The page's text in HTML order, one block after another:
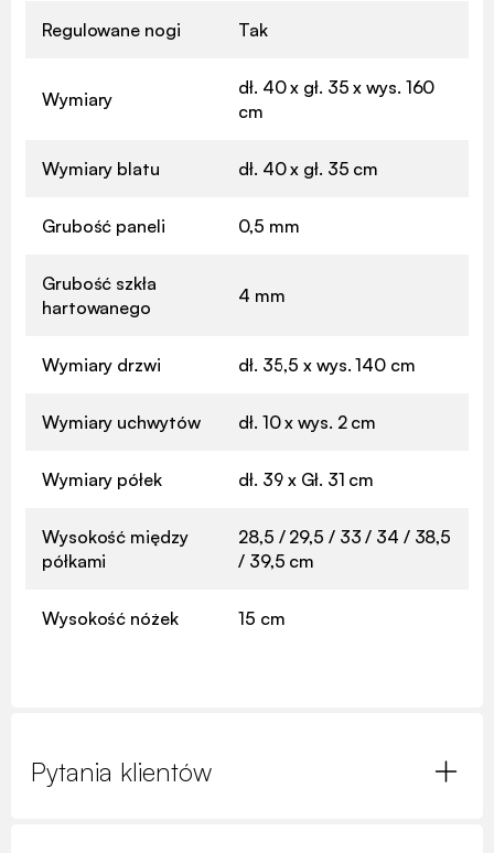
Regulowane nogi Tak
Wymiary
dł. 40 x gł. 35 x wys. 160
cm
Wymiary blatu dł. 40 x gł. 35 cm
Grubość paneli 0,5 mm
Grubość szkła
hartowanego
4 mm
Wymiary drzwi dł. 35,5 x wys. 140 cm
Wymiary uchwytów dł. 10 x wys. 2 cm
Wymiary półek dł. 39 x Gł. 31 cm
Wysokość między
półkami
28,5 / 29,5 / 33 / 34 / 38,5
/ 39,5 cm
Wysokość nóżek 15 cm
Pytania klientów